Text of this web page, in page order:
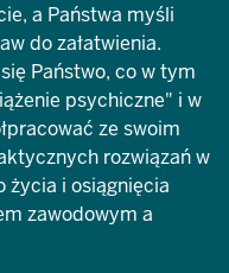
a Państwa myśli
do załatwienia.
Państwo, co w tym
psychiczne" i w
ze swoim
rozwiązań w
życia i osiągnięcia
zawodowym a